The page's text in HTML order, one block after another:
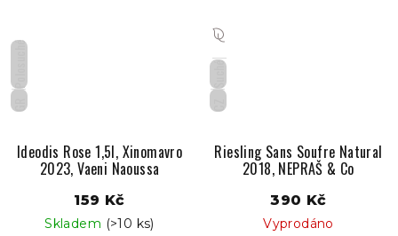
GR
Ideodis Rose 1,5l, Xinomavro
2023, Vaeni Naoussa
159 Kč
Skladem (>10 ks)
CZ
Suché
Riesling Sans Soufre Natural
2018, NEPRAŠ & Co
390 Kč
Vyprodáno